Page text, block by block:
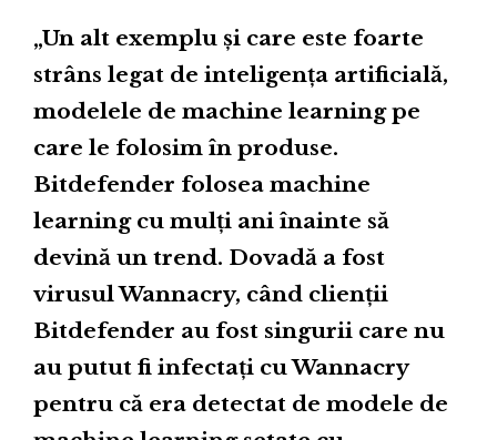
„Un alt exemplu și care este foarte
strâns legat de inteligența artificială,
modelele de machine learning pe
care le folosim în produse.
Bitdefender folosea machine
learning cu mulți ani înainte să
devină un trend. Dovadă a fost
virusul Wannacry, când clienții
Bitdefender au fost singurii care nu
au putut fi infectați cu Wannacry
pentru că era detectat de modele de